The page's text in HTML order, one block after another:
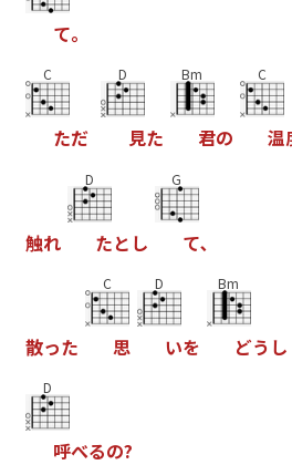
て｡
C
ただ
D
見た
Bm
君の
C
温
触れ
D
たと し
G
て､
散った
C
思
D
いを
Bm
どう し
D
呼べるの?